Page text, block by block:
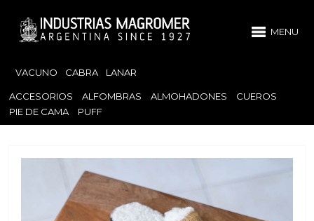
MENU
VACUNO CABRA LANAR
ACCESORIOS ALFOMBRAS ALMOHADONES
CUEROS
PIE DE CAMA
PUFF